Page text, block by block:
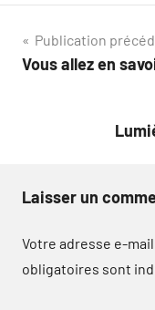
Navigation
de
Publication
Vous allez en
Laisser un
Votre adresse e-
obligatoires sont